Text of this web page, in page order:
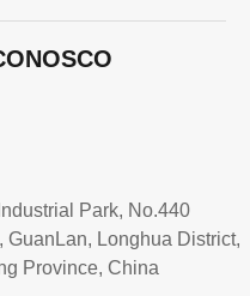
Park, No.440
Longhua District,
Province, China